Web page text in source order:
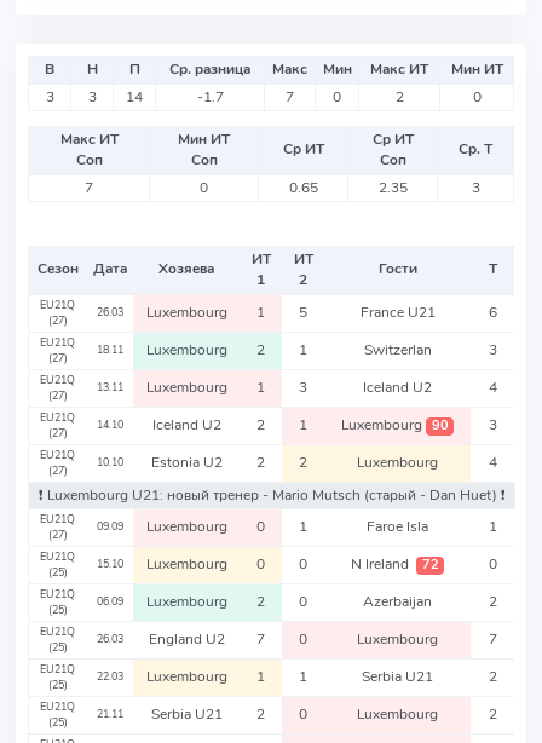
В Н П Ср. разница Макс Мин Макс ИТ
Мин ИТ
3
3 14 -1.7 7 0 2 0
Макс ИТ
Соп
Мин ИТ
Соп
Ср ИТ
Ср ИТ
Соп
Ср. Т
7
0 0.65 2.35 3
Сезон Дата Хозяева
ИТ
1
ИТ
2
Гости Т
EU21Q
(27)
26.03 Luxembourg 1 5 France U21 6
EU21Q
(27)
18.11 Luxembourg 2 1 Switzerlan 3
EU21Q
(27)
13.11 Luxembourg 1 3 Iceland U2 4
EU21Q
(27)
14.10 Iceland U2 2 1 Luxembourg 90 3
EU21Q
(27)
10.10 Estonia U2 2 2 Luxembourg
4
❗️ Luxembourg U21: новый тренер - Mario Mutsch (старый - Dan Huet) ❗️
EU21Q
(27)
09.09 Luxembourg 0 1 Faroe Isla 1
EU21Q
(25)
15.10 Luxembourg 0 0 N Ireland 72 0
EU21Q
(25)
06.09 Luxembourg 2 0 Azerbaijan 2
EU21Q
(25)
26.03 England U2 7 0 Luxembourg 7
EU21Q
(25)
22.03 Luxembourg 1 1 Serbia U21 2
EU21Q
(25)
21.11 Serbia U21 2 0 Luxembourg 2